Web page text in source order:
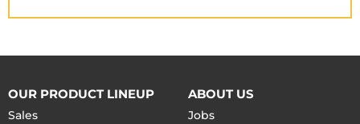
OUR PRODUCT LINEUP
Sales
ABOUT US
Jobs